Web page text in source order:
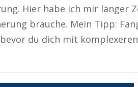
Hier habe ich mir länger
brauche. Mein Tipp:
du dich mit